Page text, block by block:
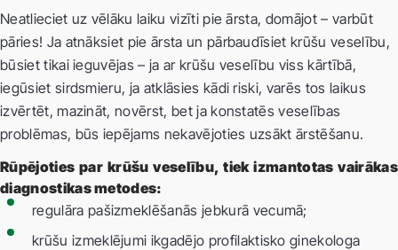
Neatlieciet uz vēlāku laiku vizīti pie ārsta, domājot – varbūt
pāries! Ja atnāksiet pie ārsta un pārbaudīsiet krūšu veselību,
būsiet tikai ieguvējas – ja ar krūšu veselību viss kārtībā,
iegūsiet sirdsmieru, ja atklāsies kādi riski, varēs tos laikus
izvērtēt, mazināt, novērst, bet ja konstatēs veselības
problēmas, būs iepējams nekavējoties uzsākt ārstēšanu.
Rūpējoties par krūšu veselību, tiek izmantotas vairākas
diagnostikas metodes:
regulāra pašizmeklēšanās jebkurā vecumā;
krūšu izmeklējumi ikgadējo profilaktisko ginekologa